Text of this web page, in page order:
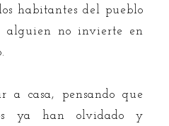
habitantes del pueblo
alguien no invierte en
a casa, pensando que
ya han olvidado y